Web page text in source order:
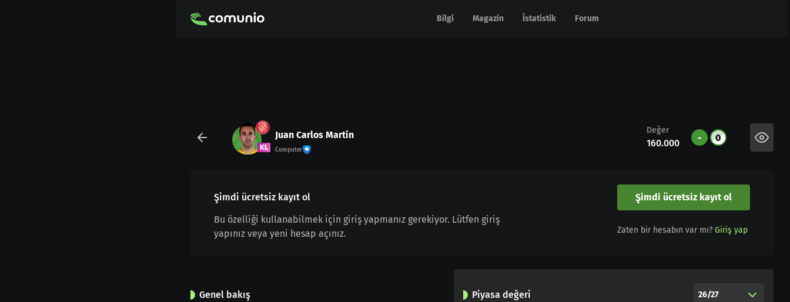
Bilgi Magazin İstatistik Forum
Bilgi Magazin İstatistik Forum
KL
Juan Carlos Martín
Computer
Değer
160.000 - 0
Şimdi ücretsiz kayıt ol
Bu özelliği kullanabilmek için giriş yapmanız gerekiyor. Lütfen giriş
yapınız veya yeni hesap açınız.
Şimdi ücretsiz kayıt ol
Zaten bir hesabın var mı? Giriş yap
Genel bakış Piyasa değeri 26/27